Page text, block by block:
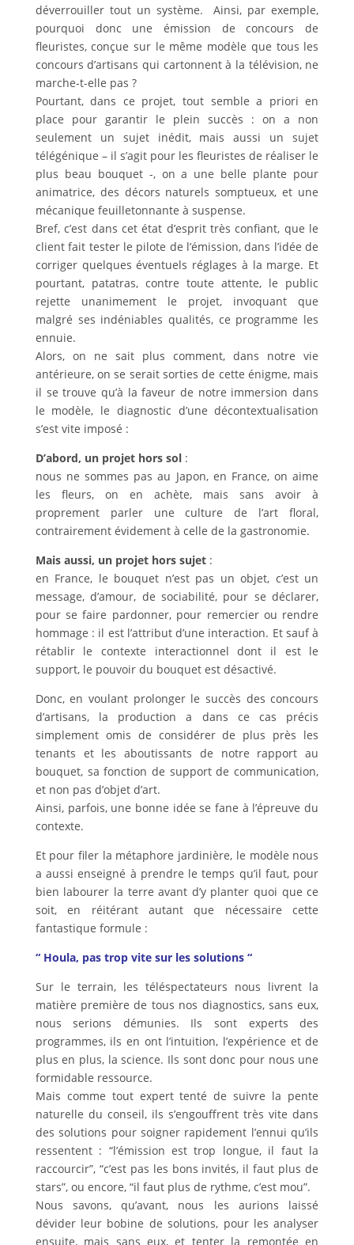
déverrouiller tout un système. Ainsi, par exemple,
pourquoi donc une émission de concours de
fleuristes, conçue sur le même modèle que tous les
concours d’artisans qui cartonnent à la télévision, ne
marche-t-elle pas ?
Pourtant, dans ce projet, tout semble a priori en
place pour garantir le plein succès : on a non
seulement un sujet inédit, mais aussi un sujet
télégénique – il s’agit pour les fleuristes de réaliser le
plus beau bouquet -, on a une belle plante pour
animatrice, des décors naturels somptueux, et une
mécanique feuilletonnante à suspense.
Bref, c’est dans cet état d’esprit très confiant, que le
client fait tester le pilote de l’émission, dans l’idée de
corriger quelques éventuels réglages à la marge. Et
pourtant, patatras, contre toute attente, le public
rejette unanimement le projet, invoquant que
malgré ses indéniables qualités, ce programme les
ennuie.
Alors, on ne sait plus comment, dans notre vie
antérieure, on se serait sorties de cette énigme, mais
il se trouve qu’à la faveur de notre immersion dans
le modèle, le diagnostic d’une décontextualisation
s’est vite imposé :
D’abord, un projet hors sol :
nous ne sommes pas au Japon, en France, on aime
les fleurs, on en achète, mais sans avoir à
proprement parler une culture de l’art floral,
contrairement évidement à celle de la gastronomie.
Mais aussi, un projet hors sujet :
en France, le bouquet n’est pas un objet, c’est un
message, d’amour, de sociabilité, pour se déclarer,
pour se faire pardonner, pour remercier ou rendre
hommage : il est l’attribut d’une interaction. Et sauf à
rétablir le contexte interactionnel dont il est le
support, le pouvoir du bouquet est désactivé.
Donc, en voulant prolonger le succès des concours
d’artisans, la production a dans ce cas précis
simplement omis de considérer de plus près les
tenants et les aboutissants de notre rapport au
bouquet, sa fonction de support de communication,
et non pas d’objet d’art.
Ainsi, parfois, une bonne idée se fane à l’épreuve du
contexte.
Et pour filer la métaphore jardinière, le modèle nous
a aussi enseigné à prendre le temps qu’il faut, pour
bien labourer la terre avant d’y planter quoi que ce
soit, en réitérant autant que nécessaire cette
fantastique formule :
“ Houla, pas trop vite sur les solutions “
Sur le terrain, les téléspectateurs nous livrent la
matière première de tous nos diagnostics, sans eux,
nous serions démunies. Ils sont experts des
programmes, ils en ont l’intuition, l’expérience et de
plus en plus, la science. Ils sont donc pour nous une
formidable ressource.
Mais comme tout expert tenté de suivre la pente
naturelle du conseil, ils s’engouffrent très vite dans
des solutions pour soigner rapidement l’ennui qu’ils
ressentent : “l’émission est trop longue, il faut la
raccourcir”, “c’est pas les bons invités, il faut plus de
stars”, ou encore, “il faut plus de rythme, c’est mou”.
Nous savons, qu’avant, nous les aurions laissé
dévider leur bobine de solutions, pour les analyser
ensuite, mais sans eux, et tenter la remontée en